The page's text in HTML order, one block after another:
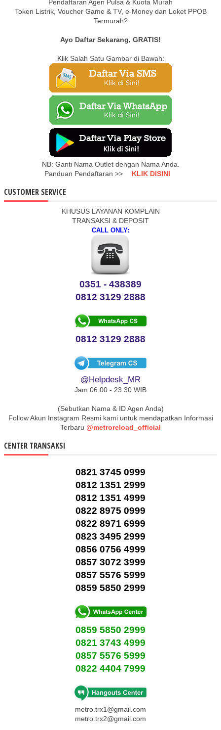
Pendaftaran Agen Pulsa & Kuota Murah
Token Listrik, Voucher Game & TV, e-Money dan Loket PPOB
Termurah?
Ayo Daftar Sekarang, GRATIS!
Klik Salah Satu Gambar di Bawah:
NB: Ganti Nama Outlet dengan Nama Anda.
Panduan Pendaftaran >>
KLIK DISINI
CUSTOMER SERVICE
KHUSUS LAYANAN KOMPLAIN
TRANSAKSI & DEPOSIT
CALL ONLY:
0351 - 438389
0812 3129 2888
0812 3129 2888
@Helpdesk_MR
Jam 06:00 - 23:30 WIB
(Sebutkan Nama & ID Agen Anda)
Follow Akun Instagram Resmi kami untuk mendapatkan Informasi
Terbaru @metroreload_official
CENTER TRANSAKSI
0821 3745 0999
0812 1351 2999
0812 1351 4999
0822 8975 0999
0822 8971 6999
0823 3495 2999
0856 0756 4999
0857 3072 3999
0857 5576 5999
0859 5850 2999
0859 5850 2999
0821 3743 4999
0857 5576 5999
0822 4404 7999
metro.trx1@gmail.com
metro.trx2@gmail.com